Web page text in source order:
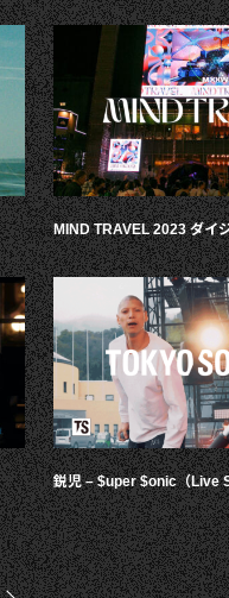
MIND TRAVEL 2023 ダイ
鋭児 – $uper $onic（Live